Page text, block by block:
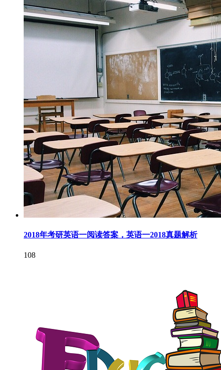
2018年考研英语一阅读答案，英语一2018真题解析
108